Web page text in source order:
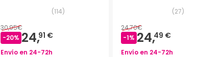
(114)
30,95€
-20% 24,91 €
Envío en 24-72h
(27)
24,70€
-1% 24,49 €
Envío en 24-72h